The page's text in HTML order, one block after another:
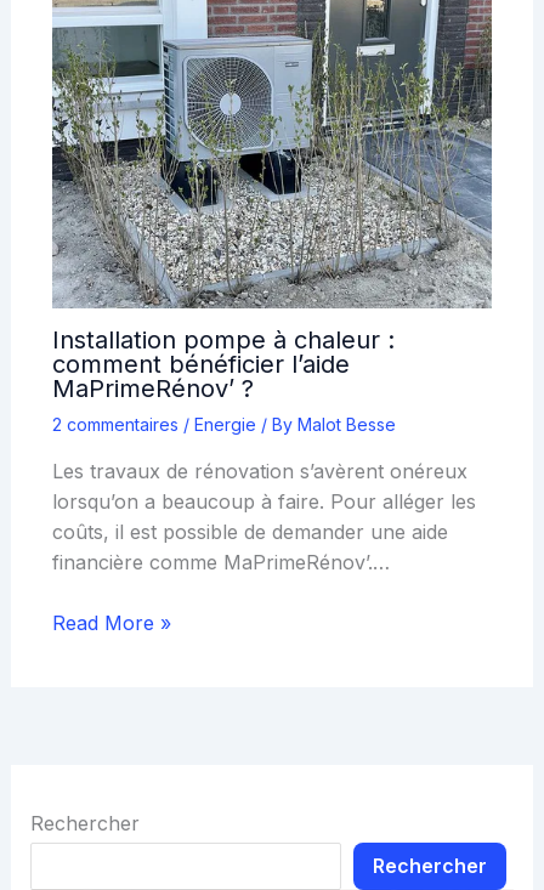
Installation pompe à chaleur :
comment bénéficier l’aide
MaPrimeRénov’ ?
2 commentaires / Energie / By Malot Besse
Les travaux de rénovation s’avèrent onéreux
lorsqu’on a beaucoup à faire. Pour alléger les
coûts, il est possible de demander une aide
financière comme MaPrimeRénov’.…
Read More »
Rechercher
Rechercher